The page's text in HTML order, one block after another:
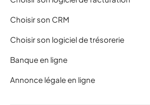
Choisir son CRM
Choisir son logiciel de trésorerie
Banque en ligne
Annonce légale en ligne